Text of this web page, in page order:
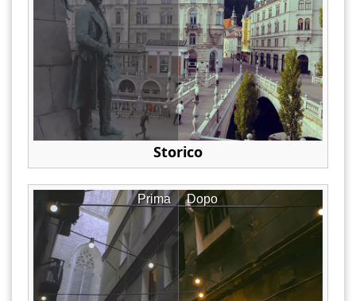
Storico
Dopo
Prima